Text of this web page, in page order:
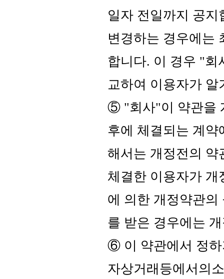
일자 전일까지 공
변경하는 경우에는
합니다. 이 경우 "회
교하여 이용자가
⑤ "회사"이 약관을
후에 체결되는 계
해서는 개정전의 약
체결한 이용자가 개
에 의한 개정약관
를 받은 경우에는
⑥ 이 약관에서 정하
자상거래등에서의